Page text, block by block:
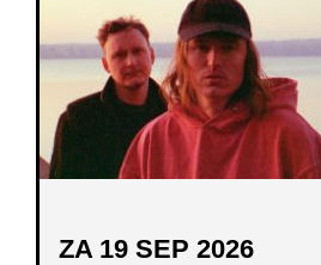
ZA 19 SEP 2026